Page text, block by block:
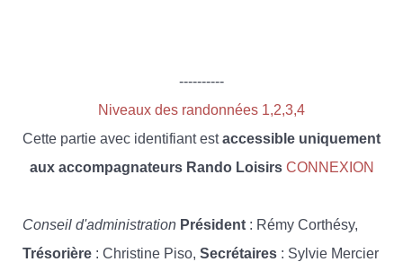
----------
Niveaux des randonnées 1,2,3,4
Cette partie avec identifiant estaccessible uniquement
aux accompagnateurs Rando Loisirs CONNEXION
Conseil d'administration Président : Rémy Corthésy,
Trésorière : Christine Piso, Secrétaires : Sylvie Mercier